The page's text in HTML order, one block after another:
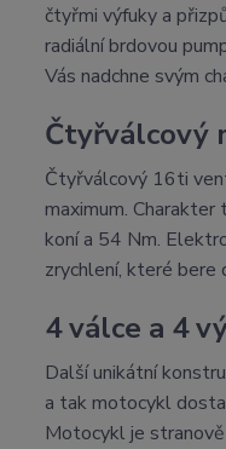
čtyřmi výfuky a
radiální brdovou
Vás nadchne svým
Čtyřválcový
Čtyřválcový 16ti
maximum.
koní a 54 Nm.
zrychlení, které bere
4 válce a 4
Další unikátní
a tak motocykl
Motocykl je